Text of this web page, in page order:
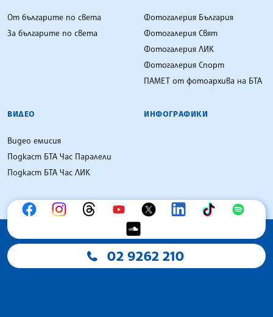
От българите по света
За българите по света
Фотогалерия България
Фотогалерия Свят
Фотогалерия ЛИК
Фотогалерия Спорт
ПАМЕТ от фотоархива на БТА
ВИДЕО
Видео емисия
Подкаст БТА Час Паралели
Подкаст БТА Час ЛИК
ИНФОГРАФИКИ
02 9262 210